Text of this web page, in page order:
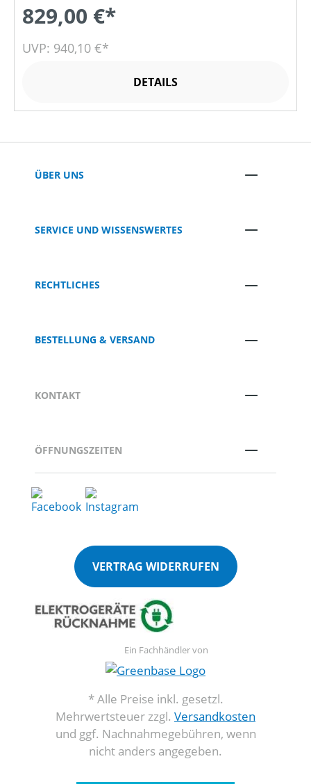
829,00 €*
UVP: 940,10 €*
DETAILS
ÜBER UNS
SERVICE UND WISSENSWERTES
RECHTLICHES
BESTELLUNG & VERSAND
KONTAKT
ÖFFNUNGSZEITEN
VERTRAG WIDERRUFEN
Ein Fachhändler von
* Alle Preise inkl. gesetzl.
Mehrwertsteuer zzgl. Versandkosten
und ggf. Nachnahmegebühren, wenn
nicht anders angegeben.